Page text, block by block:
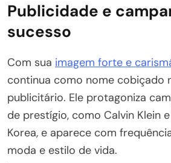
Publicidade e
sucesso
Com sua imagem forte e
continua como nome cobiçado
publicitário. Ele protagoniza
de prestígio, como Calvin Klein
Korea, e aparece com
moda e estilo de vida.